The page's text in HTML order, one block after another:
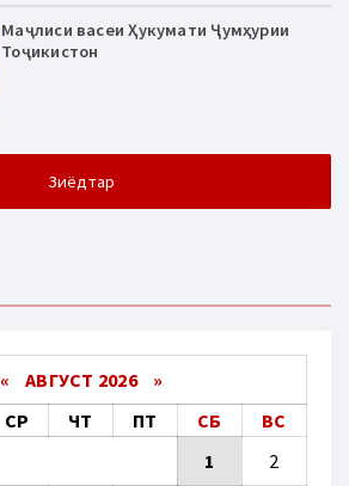
Маҷлиси васеи Ҳукумати Ҷумҳурии
Тоҷикистон
Зиёдтар
« АВГУСТ 2026 »
СР ЧТ ПТ СБ
ВС
1
2